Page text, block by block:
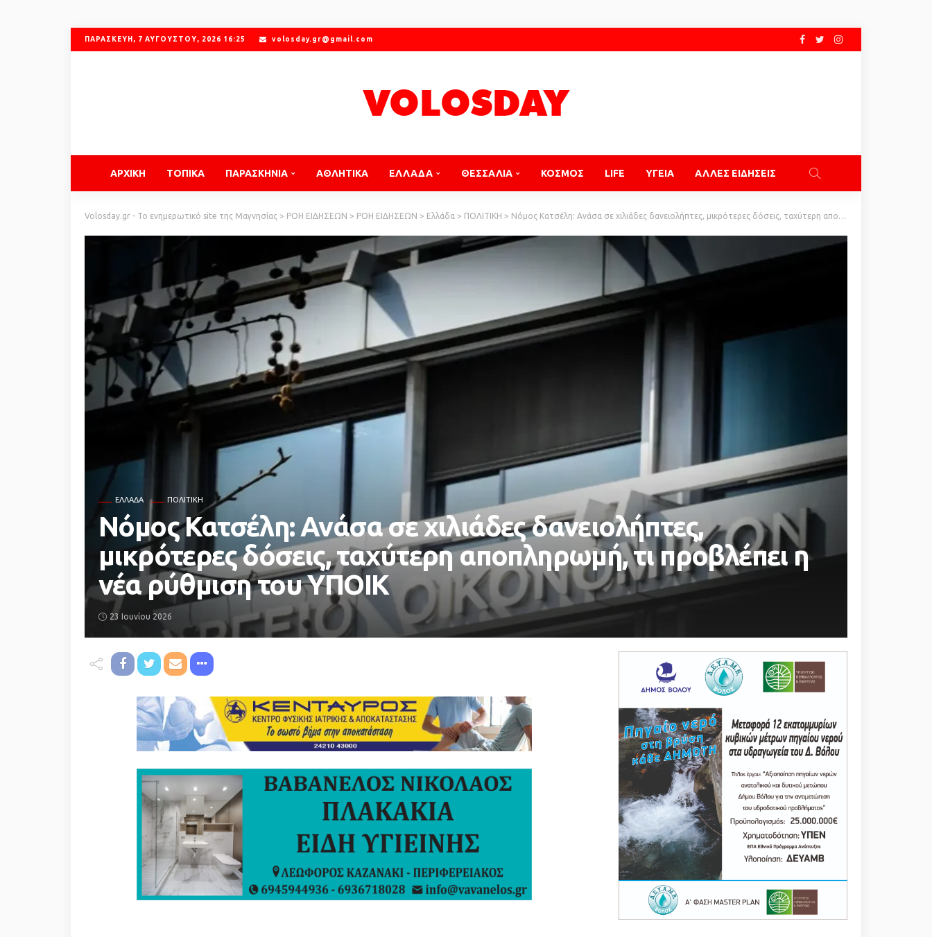
ΠΑΡΑΣΚΕΥΉ, 7 ΑΥΓΟΎΣΤΟΥ, 2026 16:25 volosday.gr@gmail.com
ΑΡΧΙΚΗ ΤΟΠΙΚΑ ΠΑΡΑΣΚΗΝΙΑ ΑΘΛΗΤΙΚΑ ΕΛΛΑΔΑ ΘΕΣΣΑΛΙΑ ΚΟΣΜΟΣ LIFE ΥΓΕΙΑ ΑΛΛΕΣ ΕΙΔΗΣΕΙΣ
Volosday.gr - Το ενημερωτικό site της Μαγνησίας > ΡΟΗ ΕΙΔΗΣΕΩΝ > ΡΟΗ ΕΙΔΗΣΕΩΝ > Ελλάδα > ΠΟΛΙΤΙΚΗ > Νόμος Κατσέλη: Ανάσα σε χιλιάδες δανειολήπτες, μικρότερες δόσεις, ταχύτερη αποπληρωμή, τι προβλέπει η νέα ρύθμιση του ΥΠΟΙΚ
ΕΛΛΆΔΑ ΠΟΛΙΤΙΚΗ
Νόμος Κατσέλη: Ανάσα σε χιλιάδες δανειολήπτες,
μικρότερες δόσεις, ταχύτερη αποπληρωμή, τι προβλέπει η
νέα ρύθμιση του ΥΠΟΙΚ
23 Ιουνίου 2026